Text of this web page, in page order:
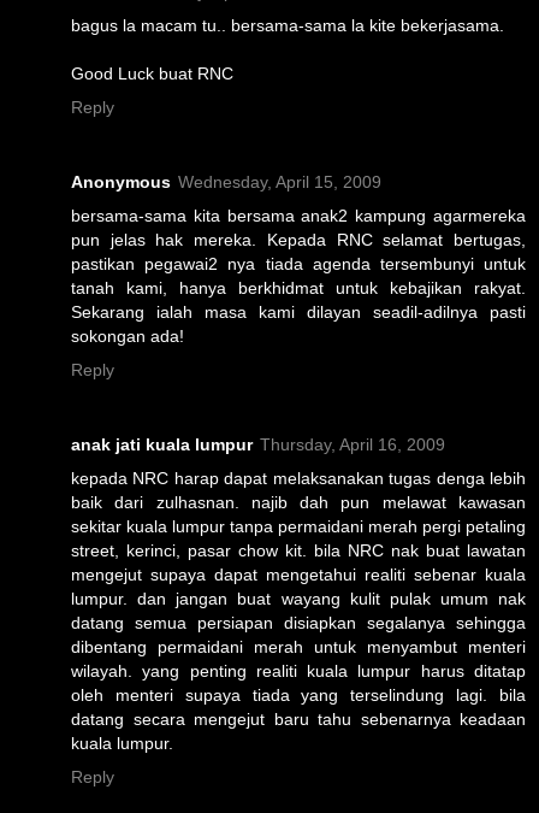
bagus la macam tu.. bersama-sama la kite bekerjasama.
Good Luck buat RNC
Reply
Anonymous Wednesday, April 15, 2009
bersama-sama kita bersama anak2 kampung agarmereka
pun jelas hak mereka. Kepada RNC selamat bertugas,
pastikan pegawai2 nya tiada agenda tersembunyi untuk
tanah kami, hanya berkhidmat untuk kebajikan rakyat.
Sekarang ialah masa kami dilayan seadil-adilnya pasti
sokongan ada!
Reply
anak jati kuala lumpur Thursday, April 16, 2009
kepada NRC harap dapat melaksanakan tugas denga lebih
baik dari zulhasnan. najib dah pun melawat kawasan
sekitar kuala lumpur tanpa permaidani merah pergi petaling
street, kerinci, pasar chow kit. bila NRC nak buat lawatan
mengejut supaya dapat mengetahui realiti sebenar kuala
lumpur. dan jangan buat wayang kulit pulak umum nak
datang semua persiapan disiapkan segalanya sehingga
dibentang permaidani merah untuk menyambut menteri
wilayah. yang penting realiti kuala lumpur harus ditatap
oleh menteri supaya tiada yang terselindung lagi. bila
datang secara mengejut baru tahu sebenarnya keadaan
kuala lumpur.
Reply